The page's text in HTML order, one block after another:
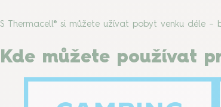
S Thermacell® si můžete užívat pobyt venku déle –
Kde můžete používat